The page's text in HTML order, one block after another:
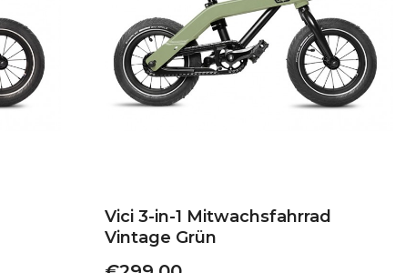
Vici 3-in-1 Mitwachsfahrrad
Vintage Grün